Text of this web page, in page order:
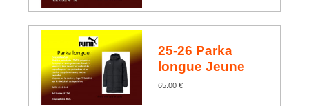
25-26 Parka
longue Jeune
65.00 €